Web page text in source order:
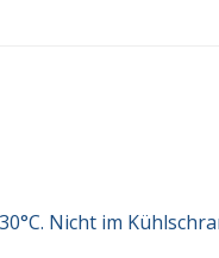
Nicht im